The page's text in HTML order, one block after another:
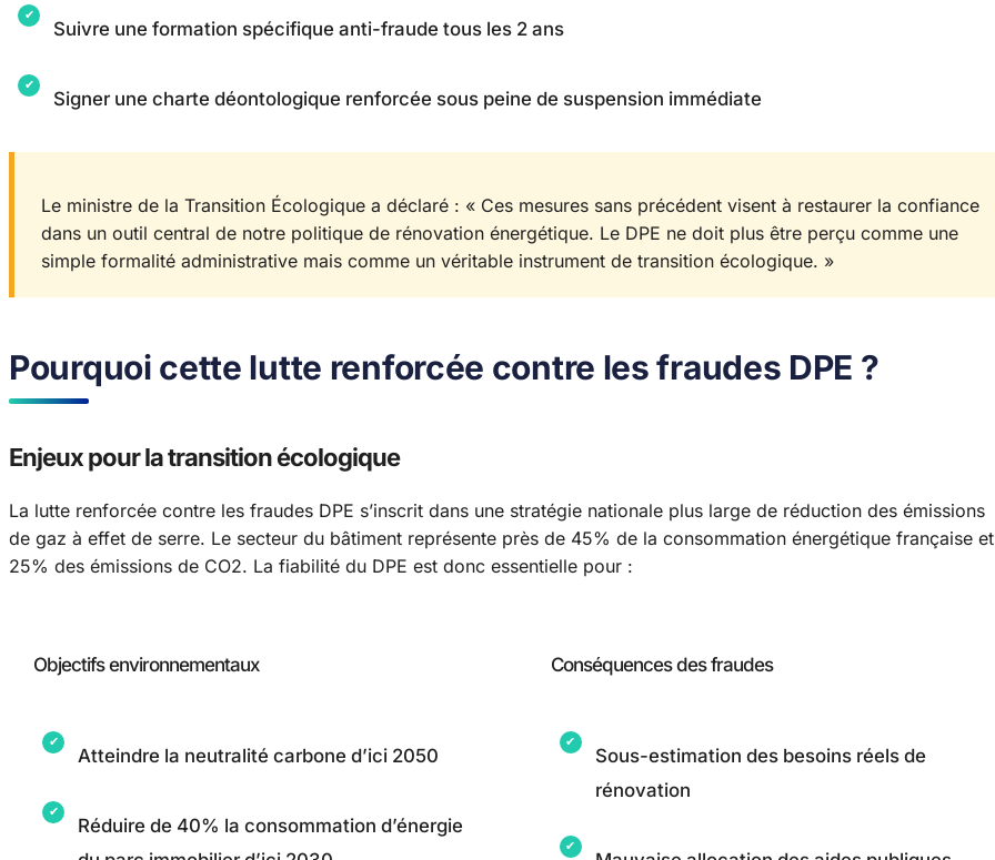
Suivre une formation spécifique anti-fraude tous les 2 ans
Signer une charte déontologique renforcée sous peine de suspension immédiate
Le ministre de la Transition Écologique a déclaré : « Ces mesures sans précédent visent à restaurer la confiance
dans un outil central de notre politique de rénovation énergétique. Le DPE ne doit plus être perçu comme une
simple formalité administrative mais comme un véritable instrument de transition écologique. »
Pourquoi cette lutte renforcée contre les fraudes DPE ?
Enjeux pour la transition écologique
La lutte renforcée contre les fraudes DPE s’inscrit dans une stratégie nationale plus large de réduction des émissions
de gaz à effet de serre. Le secteur du bâtiment représente près de 45% de la consommation énergétique française et
25% des émissions de CO2. La fiabilité du DPE est donc essentielle pour :
Objectifs environnementaux
Atteindre la neutralité carbone d’ici 2050
Réduire de 40% la consommation d’énergie
Conséquences des fraudes
Sous-estimation des besoins réels de
rénovation